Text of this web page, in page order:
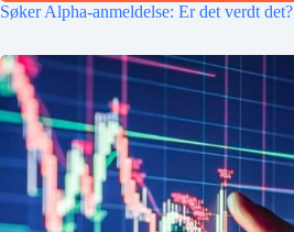
Søker Alpha-anmeldelse: Er det verdt det?